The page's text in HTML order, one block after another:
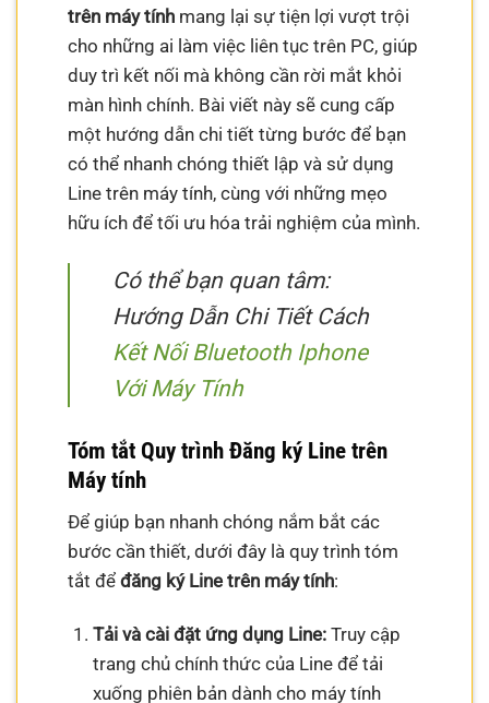
trên máy tính mang lại sự tiện lợi vượt trội
cho những ai làm việc liên tục trên PC, giúp
duy trì kết nối mà không cần rời mắt khỏi
màn hình chính. Bài viết này sẽ cung cấp
một hướng dẫn chi tiết từng bước để bạn
có thể nhanh chóng thiết lập và sử dụng
Line trên máy tính, cùng với những mẹo
hữu ích để tối ưu hóa trải nghiệm của mình.
Có thể bạn quan tâm:
Hướng Dẫn Chi Tiết Cách
Kết Nối Bluetooth Iphone
Với Máy Tính
Tóm tắt Quy trình Đăng ký Line trên
Máy tính
Để giúp bạn nhanh chóng nắm bắt các
bước cần thiết, dưới đây là quy trình tóm
tắt đểđăng ký Line trên máy tính:
Tải và cài đặt ứng dụng Line:Truy cập
trang chủ chính thức của Line để tải
xuống phiên bản dành cho máy tính